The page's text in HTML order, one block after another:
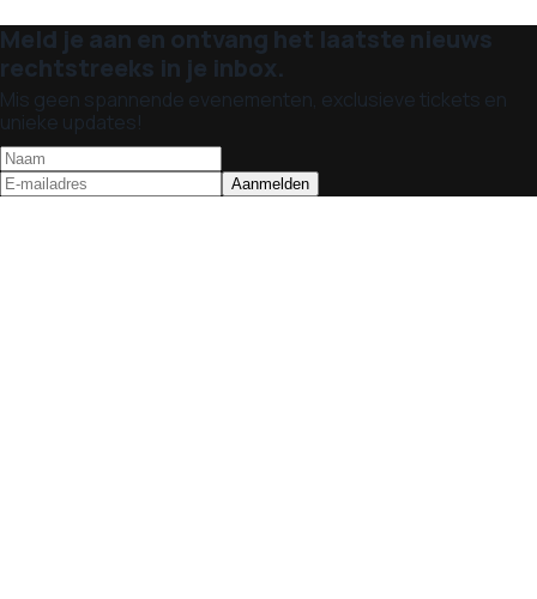
Meld je aan en ontvang het laatste nieuws
rechtstreeks in je inbox.
Mis geen spannende evenementen, exclusieve tickets en
unieke updates!